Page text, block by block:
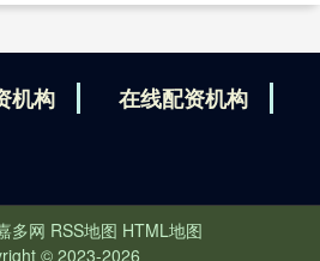
机构 在线配资机构
多网 RSS地图 HTML地图
© 2023-2026